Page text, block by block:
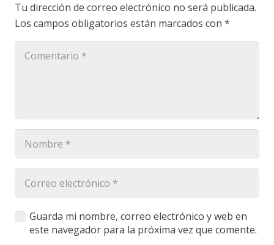
Tu dirección de correo electrónico no será publicada.
Los campos obligatorios están marcados con *
Guarda mi nombre, correo electrónico y web en
este navegador para la próxima vez que comente.